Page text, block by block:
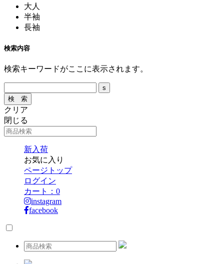
大人
半袖
長袖
検索内容
検索キーワードがここに表示されます。
クリア
閉じる
新入荷
お気に入り
ページトップ
ログイン
カート： 0
instagram
facebook